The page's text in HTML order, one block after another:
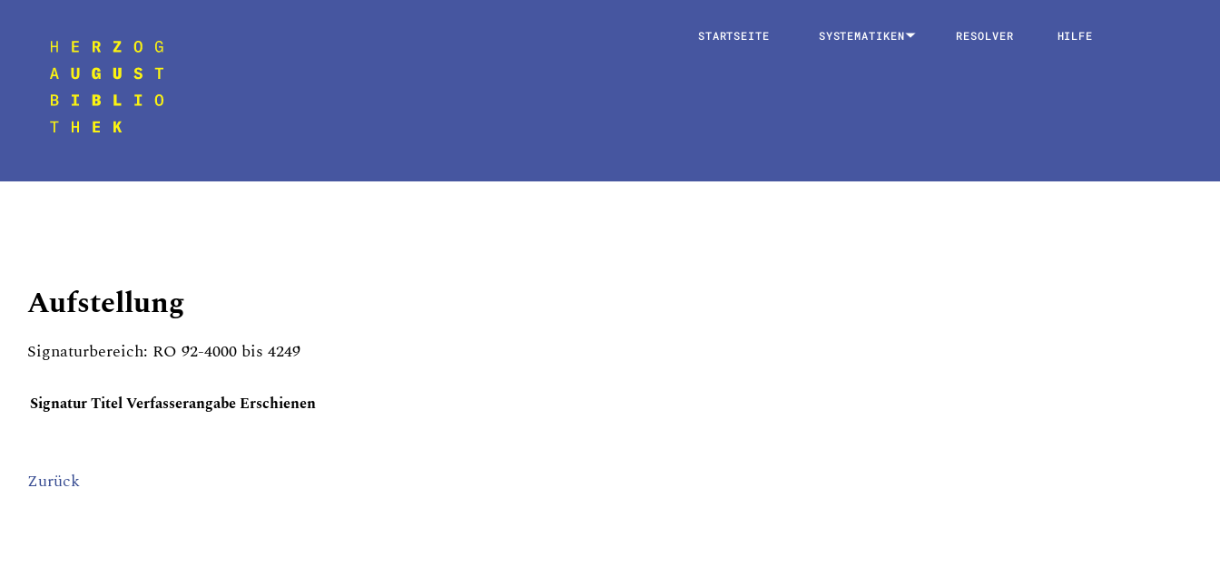
STARTSEITE SYSTEMATIKEN RESOLVER HILFE
Aufstellung
Signaturbereich: RO 92-4000 bis 4249
SignaturTitelVerfasserangabeErschienen
Zurück